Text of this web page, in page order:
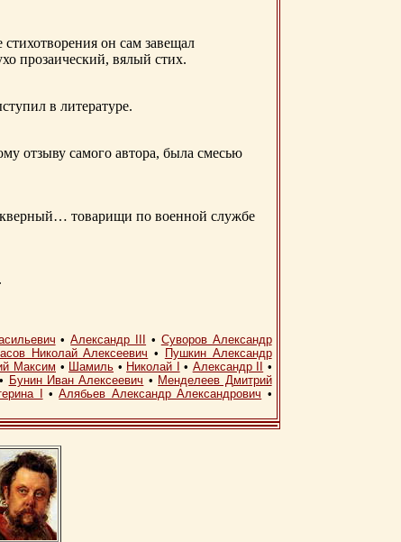
он сам завещал
прозаический, вялый стих.
в литературе.
отзыву самого автора, была смесью
товарищи по военной службе
•Александр III • Суворов Александр
Николай Алексеевич •
Пушкин Александр
Максим • Шамиль • Николай I • Александр II
•
• Бунин Иван Алексеевич • Менделеев Дмитрий
I •Алябьев Александр Александрович •